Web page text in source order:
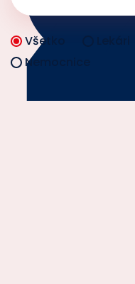
Všetko
Nemocnice